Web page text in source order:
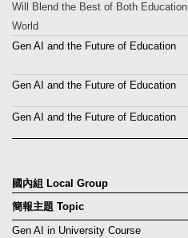
Will Blend the Best of Both Education
World
Gen AI and the Future of Education
Gen AI and the Future of Education
Gen AI and the Future of Education
國內組 Local Group
簡報主題 Topic
Gen AI in University Course